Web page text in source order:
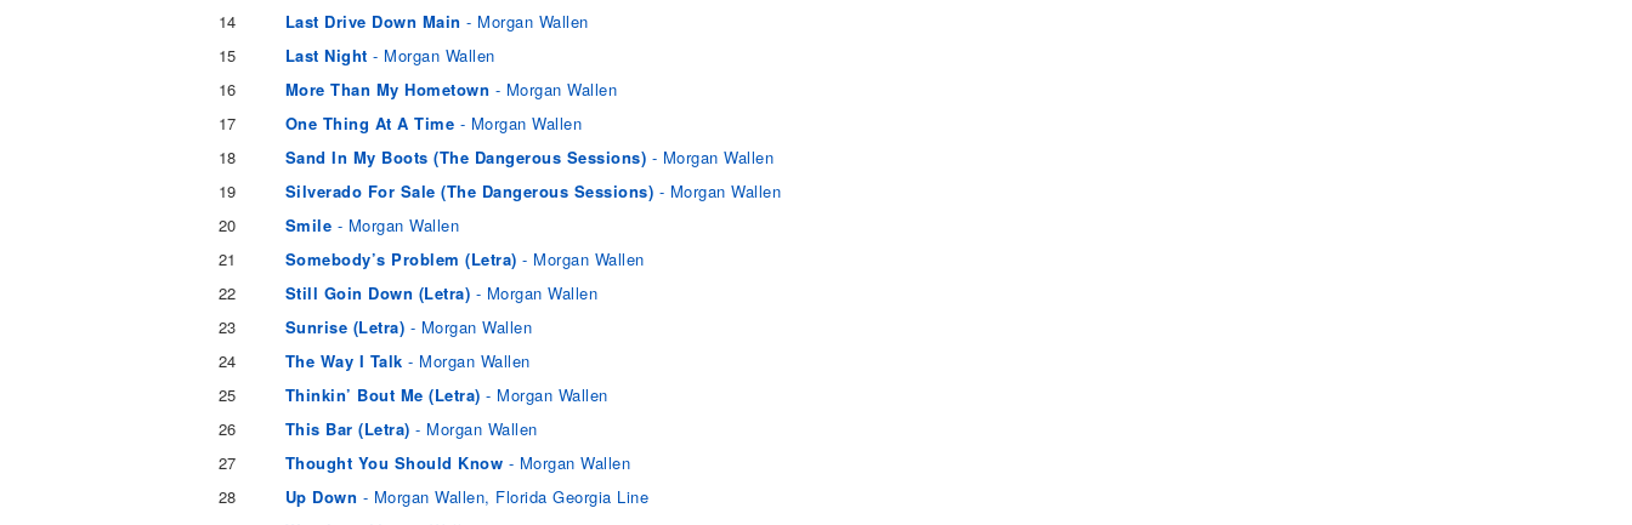
14
Last Drive Down Main - Morgan Wallen
15
Last Night - Morgan Wallen
16
More Than My Hometown - Morgan Wallen
17
One Thing At A Time - Morgan Wallen
18
Sand In My Boots (The Dangerous Sessions) - Morgan Wallen
19
Silverado For Sale (The Dangerous Sessions) - Morgan Wallen
20
Smile - Morgan Wallen
21
Somebody’s Problem (Letra) - Morgan Wallen
22
Still Goin Down (Letra) - Morgan Wallen
23
Sunrise (Letra) - Morgan Wallen
24
The Way I Talk - Morgan Wallen
25
Thinkin’ Bout Me (Letra) - Morgan Wallen
26
This Bar (Letra) - Morgan Wallen
27
Thought You Should Know - Morgan Wallen
28
Up Down - Morgan Wallen, Florida Georgia Line